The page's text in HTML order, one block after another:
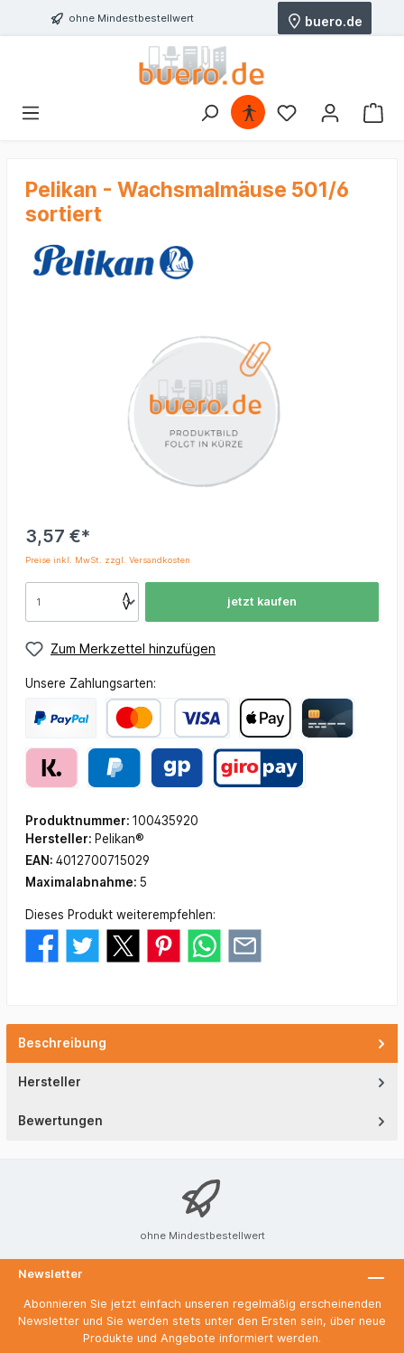
ohne Mindestbestellwert buero.de
Pelikan - Wachsmalmäuse 501/6
sortiert
3,57 €*
Preise inkl. MwSt. zzgl. Versandkosten
jetzt kaufen
Zum Merkzettel hinzufügen
Unsere Zahlungsarten:
Produktnummer: 100435920
Hersteller: Pelikan®
EAN: 4012700715029
Maximalabnahme: 5
Dieses Produkt weiterempfehlen:
Beschreibung
Hersteller
Bewertungen
ohne Mindestbestellwert
Newsletter
Abonnieren Sie jetzt einfach unseren regelmäßig erscheinenden
Newsletter und Sie werden stets unter den Ersten sein, über neue
Produkte und Angebote informiert werden.